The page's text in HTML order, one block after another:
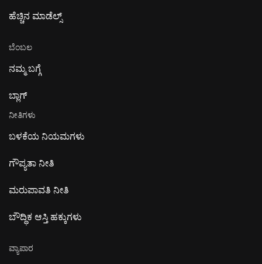
ಹೆಚ್ಚಿನ ಮಾಡೆಲ್ಸ್
ಬೆಂಬಲ
ನಮ್ಮ ಬಗ್ಗೆ
ಬ್ಲಾಗ್
ನೀತಿಗಳು
ಬಳಕೆಯ ನಿಯಮಗಳು
ಗೌಪ್ಯತಾ ನೀತಿ
ಮರುಪಾವತಿ ನೀತಿ
ಬೌದ್ಧಿಕ ಆಸ್ತಿ ಹಕ್ಕುಗಳು
ವ್ಯಾಪಾರ